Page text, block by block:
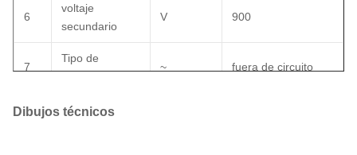
6
voltaje
secundario
V 900
7
Tipo de
golpeteo
~ fuera de circuito
8
rango de
Dibujos técnicos